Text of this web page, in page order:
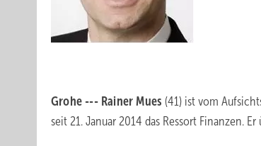
Grohe --- Rainer Mues(41) ist vom
seit 21. Januar 2014 das Ressort Finanzen.